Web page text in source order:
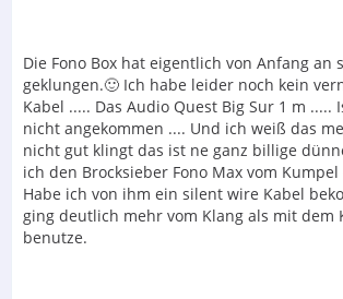
Die Fono Box hat eigentlich von Anfang an
geklungen.🙂 Ich habe leider noch kein
Kabel ..... Das Audio Quest Big Sur 1 m .....
nicht angekommen .... Und ich weiß das
nicht gut klingt das ist ne ganz billige
ich den Brocksieber Fono Max vom
Habe ich von ihm ein silent wire Kabel
ging deutlich mehr vom Klang als mit dem
benutze.